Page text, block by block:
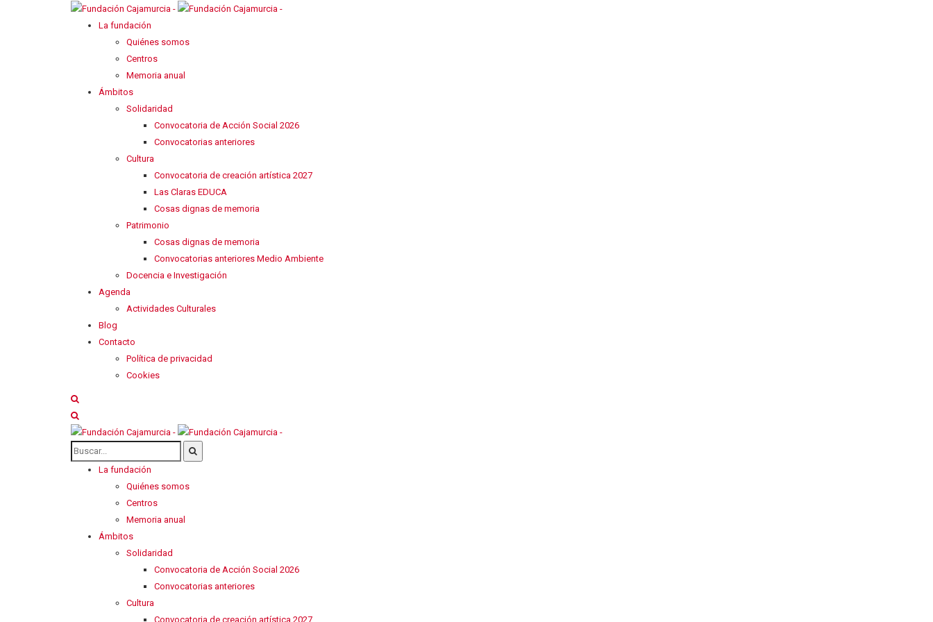
La fundación
Quiénes somos
Centros
Memoria anual
Ámbitos
Solidaridad
Convocatoria de Acción Social 2026
Convocatorias anteriores
Cultura
Convocatoria de creación artística 2027
Las Claras EDUCA
Cosas dignas de memoria
Patrimonio
Cosas dignas de memoria
Convocatorias anteriores Medio Ambiente
Docencia e Investigación
Agenda
Actividades Culturales
Blog
Contacto
Política de privacidad
Cookies
La fundación
Quiénes somos
Centros
Memoria anual
Ámbitos
Solidaridad
Convocatoria de Acción Social 2026
Convocatorias anteriores
Cultura
Convocatoria de creación artística 2027